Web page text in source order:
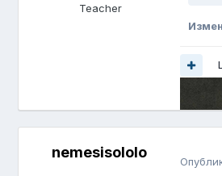
Teacher
nemesisololo